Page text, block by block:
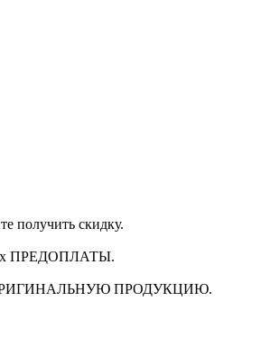
получить скидку.
ПРЕДОПЛАТЫ.
ПРОДУКЦИЮ.